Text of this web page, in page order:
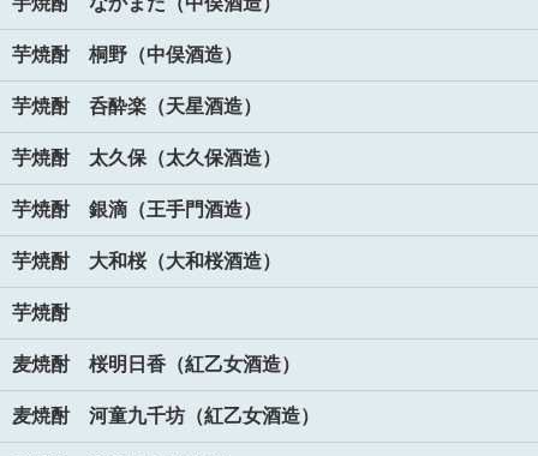
芋焼酎 桐野（中俣酒造）
芋焼酎 呑酔楽（天星酒造）
芋焼酎 太久保（太久保酒造）
芋焼酎 銀滴（王手門酒造）
芋焼酎 大和桜（大和桜酒造）
芋焼酎
麦焼酎 桜明日香（紅乙女酒造）
麦焼酎 河童九千坊（紅乙女酒造）